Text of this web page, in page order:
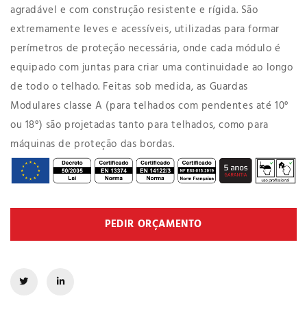
agradável e com construção resistente e rígida. São
extremamente leves e acessíveis, utilizadas para formar
perímetros de proteção necessária, onde cada módulo é
equipado com juntas para criar uma continuidade ao longo
de todo o telhado. Feitas sob medida, as Guardas
Modulares classe A (para telhados com pendentes até 10°
ou 18°) são projetadas tanto para telhados, como para
máquinas de proteção das bordas.
PEDIR ORÇAMENTO